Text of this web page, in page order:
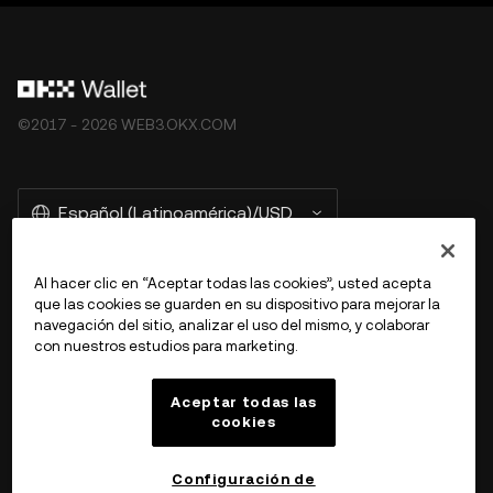
©2017 - 2026 WEB3.OKX.COM
Español (Latinoamérica)/USD
Más información sobre OKX Web3
Al hacer clic en “Aceptar todas las cookies”, usted acepta
que las cookies se guarden en su dispositivo para mejorar la
navegación del sitio, analizar el uso del mismo, y colaborar
con nuestros estudios para marketing.
Aceptar todas las
cookies
Configuración de